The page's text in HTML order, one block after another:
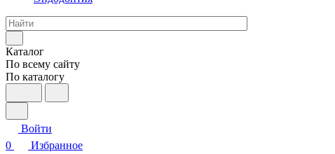
Каталог
По всему сайту
По каталогу
Войти
0
Избранное